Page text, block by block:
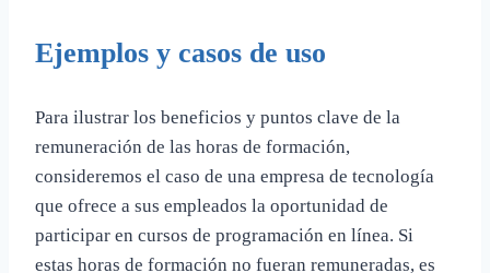
Ejemplos y casos de uso
Para ilustrar los beneficios y puntos clave de la
remuneración de las horas de formación,
consideremos el caso de una empresa de tecnología
que ofrece a sus empleados la oportunidad de
participar en cursos de programación en línea. Si
estas horas de formación no fueran remuneradas, es